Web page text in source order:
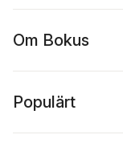
Om Bokus
Populärt